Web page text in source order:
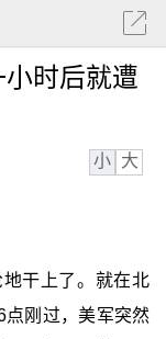
时后就遭
小 大
干上了。就在北
点刚过，美军突然